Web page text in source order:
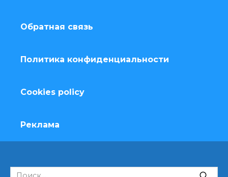
Обратная связь
Политика конфиденциальности
Cookies policy
Реклама
Search